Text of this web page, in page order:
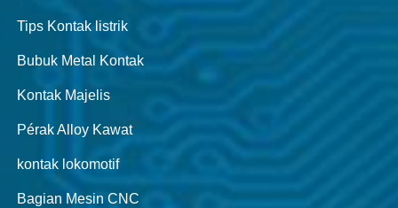
Tips Kontak listrik
Bubuk Metal Kontak
Kontak Majelis
Pérak Alloy Kawat
kontak lokomotif
Bagian Mesin CNC